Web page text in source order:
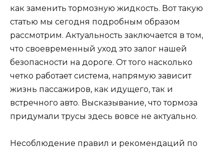
как заменить тормозную жидкость. Вот такую
статью мы сегодня подробным образом
рассмотрим. Актуальность заключается в том,
что своевременный уход это залог нашей
безопасности на дороге. От того насколько
четко работает система, напрямую зависит
жизнь пассажиров, как идущего, так и
встречного авто. Высказывание, что тормоза
придумали трусы здесь вовсе не актуально.
Несоблюдение правил и рекомендаций по